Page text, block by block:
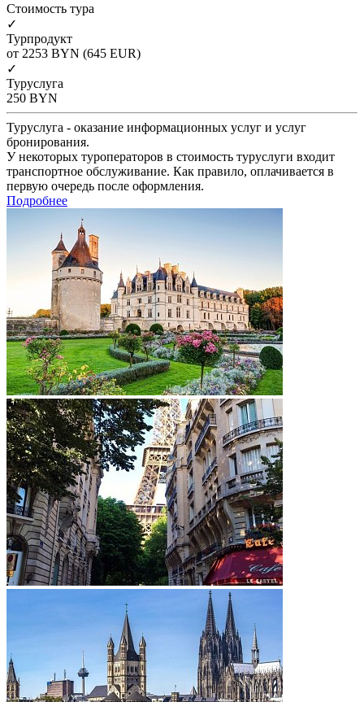
Cтоимость тура
✓
Турпродукт
от 2253 BYN (645 EUR)
✓
Туруслуга
250 BYN
Туруслуга - оказание информационных услуг и услуг
бронирования.
У некоторых туроператоров в стоимость туруслуги входит
транспортное обслуживание. Как правило, оплачивается в
первую очередь после оформления.
Подробнее